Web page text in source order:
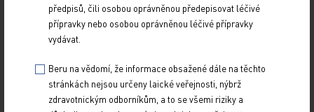
inhibuje patologickou angiogenezi a obnovuje
vaskulární stabilitu.Žadatelem o registraci je
Roche Registration GmbH.
předpisů, čili osobou oprávněnou předepisovat léčivé
přípravky nebo osobou oprávněnou léčivé přípravky
vydávat.
Beru na vědomí, že informace obsažené dále na těchto
stránkách nejsou určeny laické veřejnosti, nýbrž
zdravotnickým odborníkům, a to se všemi riziky a